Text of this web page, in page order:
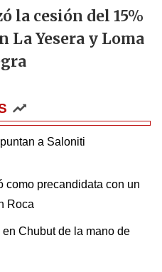
la cesión del 15%
La Yesera y Loma
a Saloniti
como precandidata con un
Roca
Chubut de la mano de